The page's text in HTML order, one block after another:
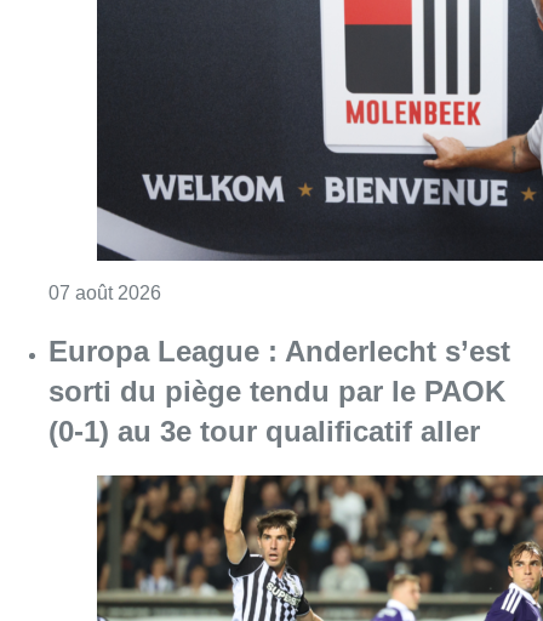
07 août 2026
Europa League : Anderlecht s’est
sorti du piège tendu par le PAOK
(0-1) au 3e tour qualificatif aller